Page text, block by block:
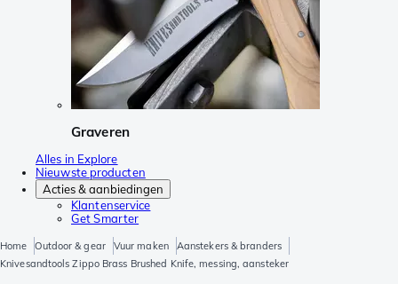
Graveren
Alles in Explore
Nieuwste producten
Acties & aanbiedingen
Klantenservice
Get Smarter
Home Outdoor & gear Vuur maken
Aanstekers & branders
Knivesandtools Zippo Brass Brushed Knife, messing, aansteker